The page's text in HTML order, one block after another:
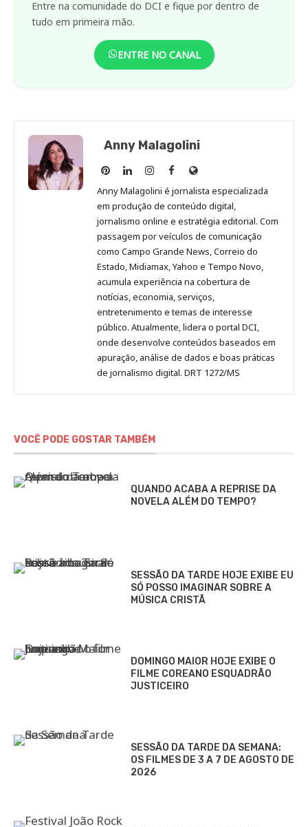
Entre na comunidade do DCI e fique por dentro de
tudo em primeira mão.
ENTRE NO CANAL
Anny Malagolini
Anny
Malagolini
no
Pinterest
Anny
Malagolini
no
LinkedIn
Anny
Malagolini
no
Instagram
Anny
Malagolini
no
Facebook
Site
de
Anny
Malagolini
Anny Malagolini é jornalista especializada
em produção de conteúdo digital,
jornalismo online e estratégia editorial. Com
passagem por veículos de comunicação
como Campo Grande News, Correio do
Estado, Midiamax, Yahoo e Tempo Novo,
acumula experiência na cobertura de
notícias, economia, serviços,
entretenimento e temas de interesse
público. Atualmente, lidera o portal DCI,
onde desenvolve conteúdos baseados em
apuração, análise de dados e boas práticas
de jornalismo digital. DRT 1272/MS
VOCÊ PODE GOSTAR TAMBÉM
QUANDO ACABA A REPRISE DA
NOVELA ALÉM DO TEMPO?
SESSÃO DA TARDE HOJE EXIBE EU
SÓ POSSO IMAGINAR SOBRE A
MÚSICA CRISTÃ
DOMINGO MAIOR HOJE EXIBE O
FILME COREANO ESQUADRÃO
JUSTICEIRO
SESSÃO DA TARDE DA SEMANA:
OS FILMES DE 3 A 7 DE AGOSTO DE
2026